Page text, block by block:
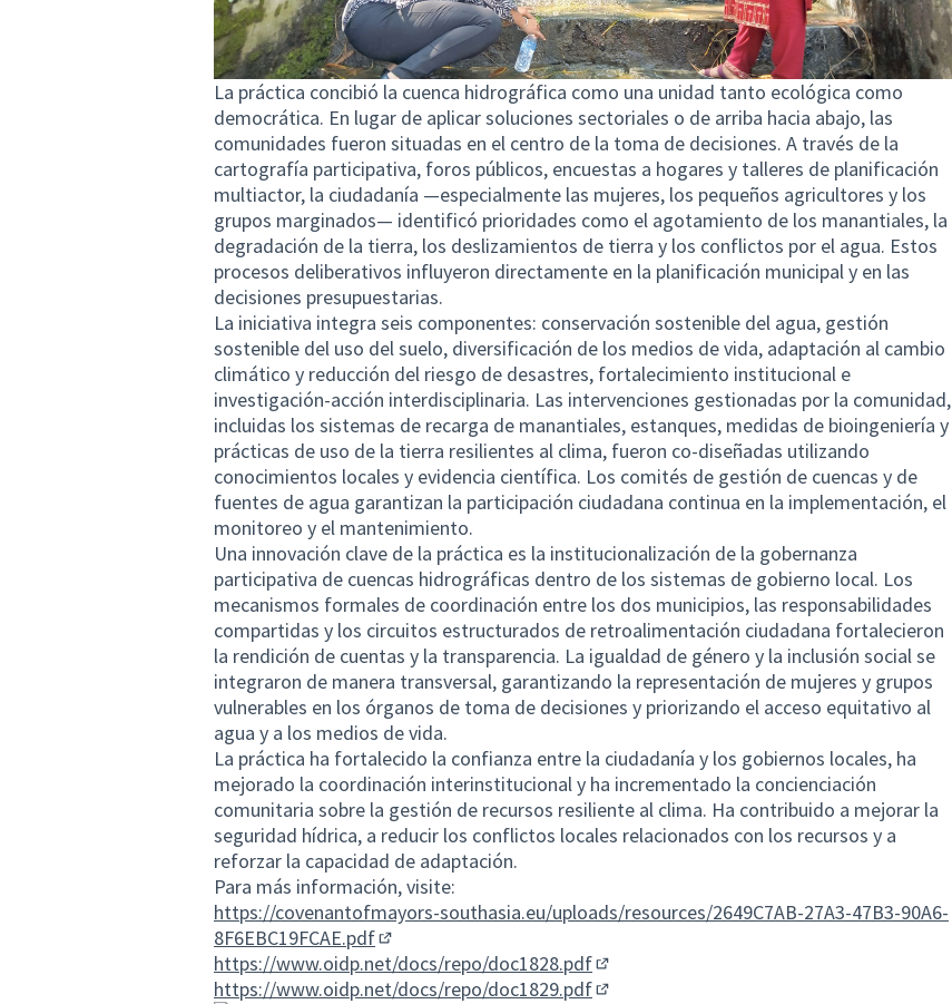
La práctica concibió la cuenca hidrográfica como una unidad tanto ecológica como
democrática. En lugar de aplicar soluciones sectoriales o de arriba hacia abajo, las
comunidades fueron situadas en el centro de la toma de decisiones. A través de la
cartografía participativa, foros públicos, encuestas a hogares y talleres de planificación
multiactor, la ciudadanía —especialmente las mujeres, los pequeños agricultores y los
grupos marginados— identificó prioridades como el agotamiento de los manantiales, la
degradación de la tierra, los deslizamientos de tierra y los conflictos por el agua. Estos
procesos deliberativos influyeron directamente en la planificación municipal y en las
decisiones presupuestarias.
La iniciativa integra seis componentes: conservación sostenible del agua, gestión
sostenible del uso del suelo, diversificación de los medios de vida, adaptación al cambio
climático y reducción del riesgo de desastres, fortalecimiento institucional e
investigación-acción interdisciplinaria. Las intervenciones gestionadas por la comunidad,
incluidas los sistemas de recarga de manantiales, estanques, medidas de bioingeniería y
prácticas de uso de la tierra resilientes al clima, fueron co-diseñadas utilizando
conocimientos locales y evidencia científica. Los comités de gestión de cuencas y de
fuentes de agua garantizan la participación ciudadana continua en la implementación, el
monitoreo y el mantenimiento.
Una innovación clave de la práctica es la institucionalización de la gobernanza
participativa de cuencas hidrográficas dentro de los sistemas de gobierno local. Los
mecanismos formales de coordinación entre los dos municipios, las responsabilidades
compartidas y los circuitos estructurados de retroalimentación ciudadana fortalecieron
la rendición de cuentas y la transparencia. La igualdad de género y la inclusión social se
integraron de manera transversal, garantizando la representación de mujeres y grupos
vulnerables en los órganos de toma de decisiones y priorizando el acceso equitativo al
agua y a los medios de vida.
La práctica ha fortalecido la confianza entre la ciudadanía y los gobiernos locales, ha
mejorado la coordinación interinstitucional y ha incrementado la concienciación
comunitaria sobre la gestión de recursos resiliente al clima. Ha contribuido a mejorar la
seguridad hídrica, a reducir los conflictos locales relacionados con los recursos y a
reforzar la capacidad de adaptación.
Para más información, visite:
https://covenantofmayors-southasia.eu/uploads/resources/2649C7AB-27A3-47B3-90A6-
8F6EBC19FCAE.pdf
(Enlace externo)
https://www.oidp.net/docs/repo/doc1828.pdf
(Enlace externo)
https://www.oidp.net/docs/repo/doc1829.pdf